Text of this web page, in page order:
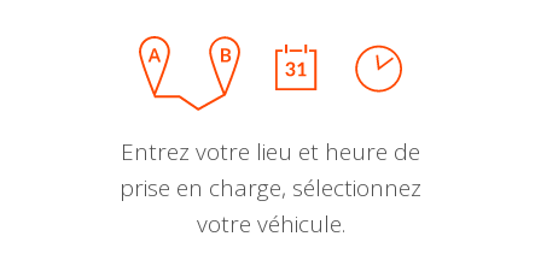
Entrez votre lieu et heure de
prise en charge, sélectionnez
votre véhicule.